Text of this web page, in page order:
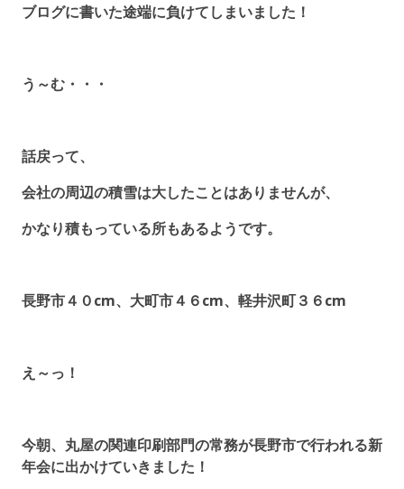
ブログに書いた途端に負けてしまいました！
う～む・・・
話戻って、
会社の周辺の積雪は大したことはありませんが、
かなり積もっている所もあるようです。
長野市４０cm、大町市４６cm、軽井沢町３６cm
え～っ！
今朝、丸屋の関連印刷部門の常務が長野市で行われる新
年会に出かけていきました！